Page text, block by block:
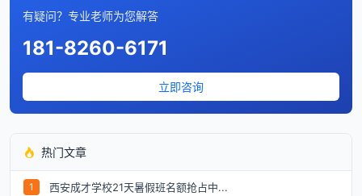
有疑问？专业老师为您解答
181-8260-6171
立即咨询
热门文章
1 西安成才学校21天暑假班名额抢占中...